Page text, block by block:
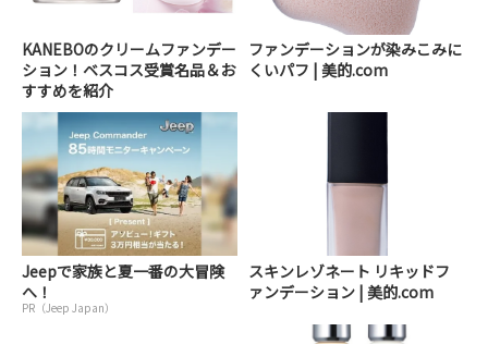
KANEBOのクリームファンデー
ション！ベスコス受賞名品＆お
すすめを紹介
ファンデーションが染みこみに
くいパフ | 美的.com
Jeepで家族と夏一番の大冒険
へ！
PR（Jeep Japan）
スキンレゾネート リキッドフ
ァンデーション | 美的.com